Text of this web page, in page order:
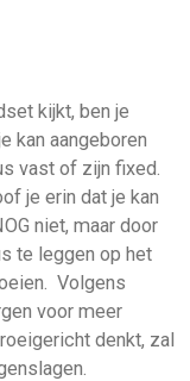
kijkt, ben je
kan aangeboren
vast of zijn fixed.
je erin dat je kan
niet, maar door
te leggen op het
Volgens
voor meer
denkt, zal